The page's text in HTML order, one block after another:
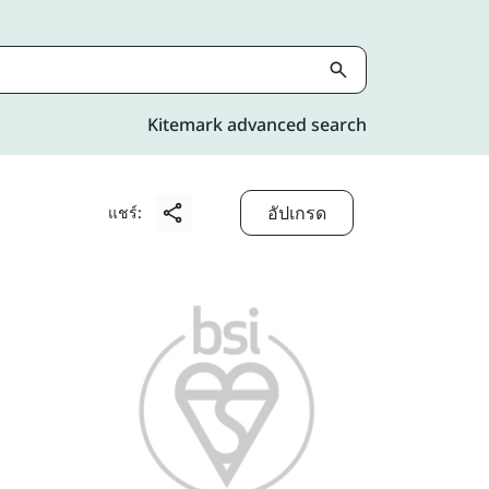
Kitemark advanced search
แชร์: อัปเกรด